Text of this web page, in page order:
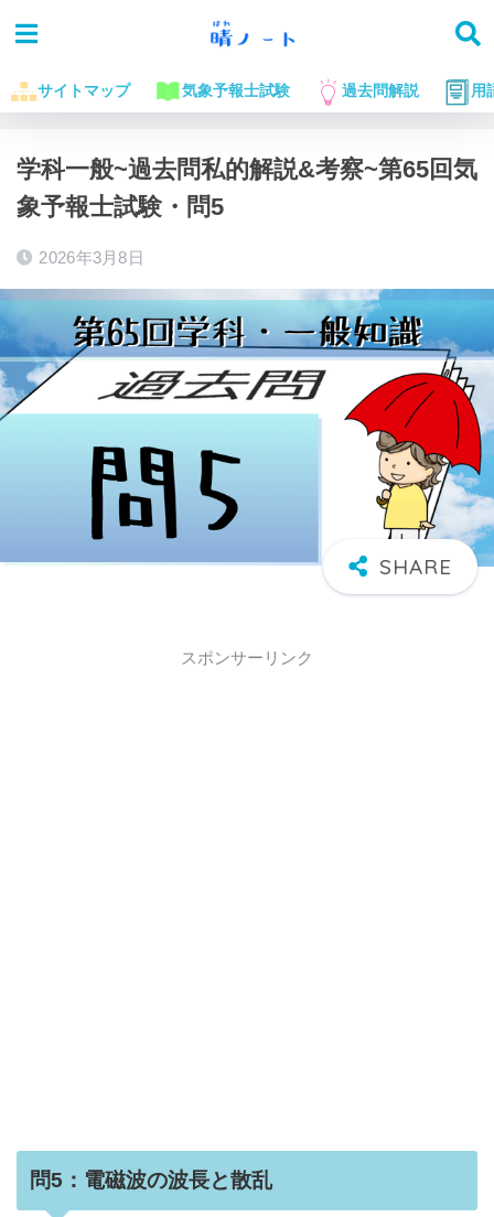
サイトマップ 気象予報士試験 過去問解説 用
ホーム 気象予報士試験に役立つお話 過去問解説
学科一般~過去問私的解説&考察~第65回気
象予報士試験・問5
2026年3月8日
スポンサーリンク
問5：電磁波の波長と散乱